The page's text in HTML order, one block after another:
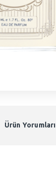
Ürün Yorumları